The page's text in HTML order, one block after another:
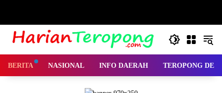
BERITA NASIONAL INFO DAERAH TEROPONG